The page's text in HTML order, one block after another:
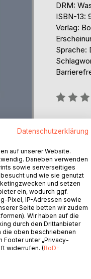
DRM:
ISBN-13:
Verlag:
Sprache:
erhältlich
ist Loki mächtig zu
strapaziert. Das Urteil
oder eine
harren? Oder
IN
Datenschutzerklärung
auf unserer Website.
Daneben verwenden
sowie serverseitiges
und wie sie genutzt
und setzen
ein, wodurch ggf.
Pixel, IP-Adressen sowie
Seite betten wir zudem
Wir haben auf die
durch den Drittanbieter
die oben beschriebenen
Footer unter „Privacy-
widerrufen. (BoD-